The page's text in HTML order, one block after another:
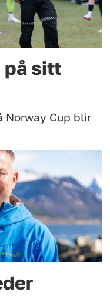
på sitt
Cup blir